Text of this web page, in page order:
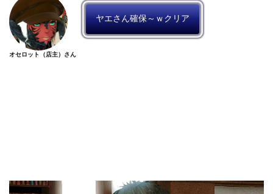
オセロット（店主）さん
ヤエさん確保～ｗクリア